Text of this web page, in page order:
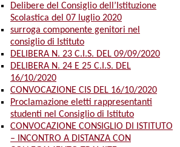
Delibere del Consiglio dell’Istituzione
Scolastica del 07 luglio 2020
surroga componente genitori nel
consiglio di Istituto
DELIBERA N. 23 C.I.S. DEL 09/09/2020
DELIBERA N. 24 E 25 C.I.S. DEL
16/10/2020
CONVOCAZIONE CIS DEL 16/10/2020
Proclamazione eletti rappresentanti
studenti nel Consiglio di Istituto
CONVOCAZIONE CONSIGLIO DI ISTITUTO
– INCONTRO A DISTANZA CON